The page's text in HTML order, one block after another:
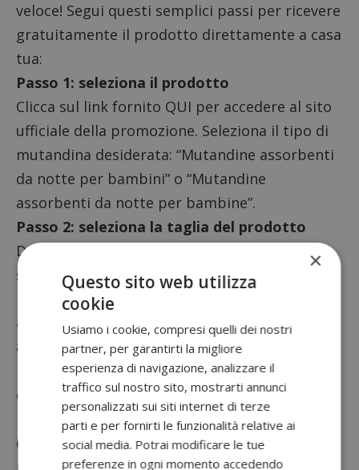
veloce! Segui questi semplici passi per ricevere
gratuitamente il prodotto direttamente a casa
tua:
Passo 1: seleziona il prodotto
Clicca sul link fornito QUI per accedere al sito
ufficiale della promozione. Seleziona il tipo di
mutandina desiderata: “Mutandine assorbenti
da notte per bambini” o “Mutandine
assorbenti da notte per bambine”.
Passo 2: seleziona la taglia del prodotto
Dopo aver scelto il tipo di mutandina,
seleziona latagliaideale per il tuo bambino.
Potrai scegliere tra le seguenti opzioni: “Da 3 a
4 anni (16-23 kg)”, “Da 4 a 7 anni (17-30 kg)”, “Da
8 a 15 anni (27-57 kg)”.
Passo 3: compila il modulo per richiedere il
campione
Una volta selezionato il prodotto e la taglia,
compila il modulo con i tuoi dati personali per
×
Questo sito web utilizza
cookie
Usiamo i cookie, compresi quelli dei nostri
partner, per garantirti la migliore
esperienza di navigazione, analizzare il
traffico sul nostro sito, mostrarti annunci
personalizzati sui siti internet di terze
parti e per fornirti le funzionalità relative ai
social media. Potrai modificare le tue
preferenze in ogni momento accedendo